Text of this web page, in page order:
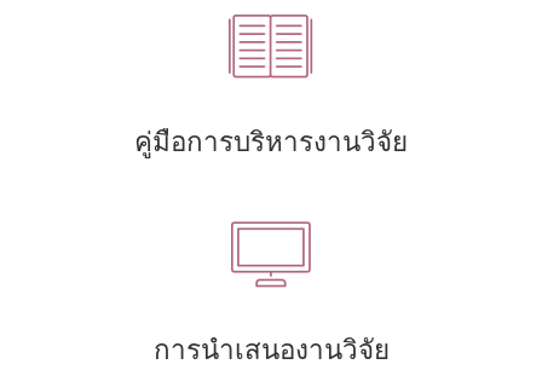
คู่มือการบริหารงานวิจัย
การนำเสนองานวิจัย